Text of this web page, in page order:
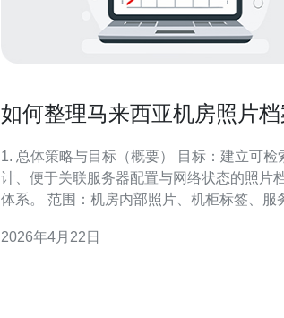
如何整理马来西亚机房照片档
1. 总体策略与目标（概要） 目标：建立可检索、可审
计、便于关联服务器配置与网络状态的照片
体系。 范围：机房内部照片、机柜标签、服务器面
变更单与事故响应提供对应照片证据与时间线。
2026年4月22日